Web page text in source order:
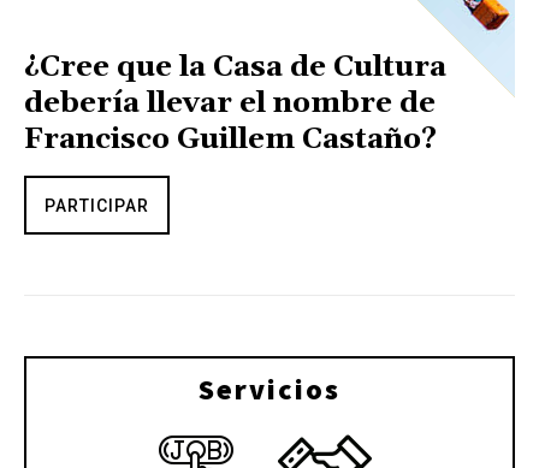
¿Cree que la Casa de Cultura
debería llevar el nombre de
Francisco Guillem Castaño?
PARTICIPAR
Servicios